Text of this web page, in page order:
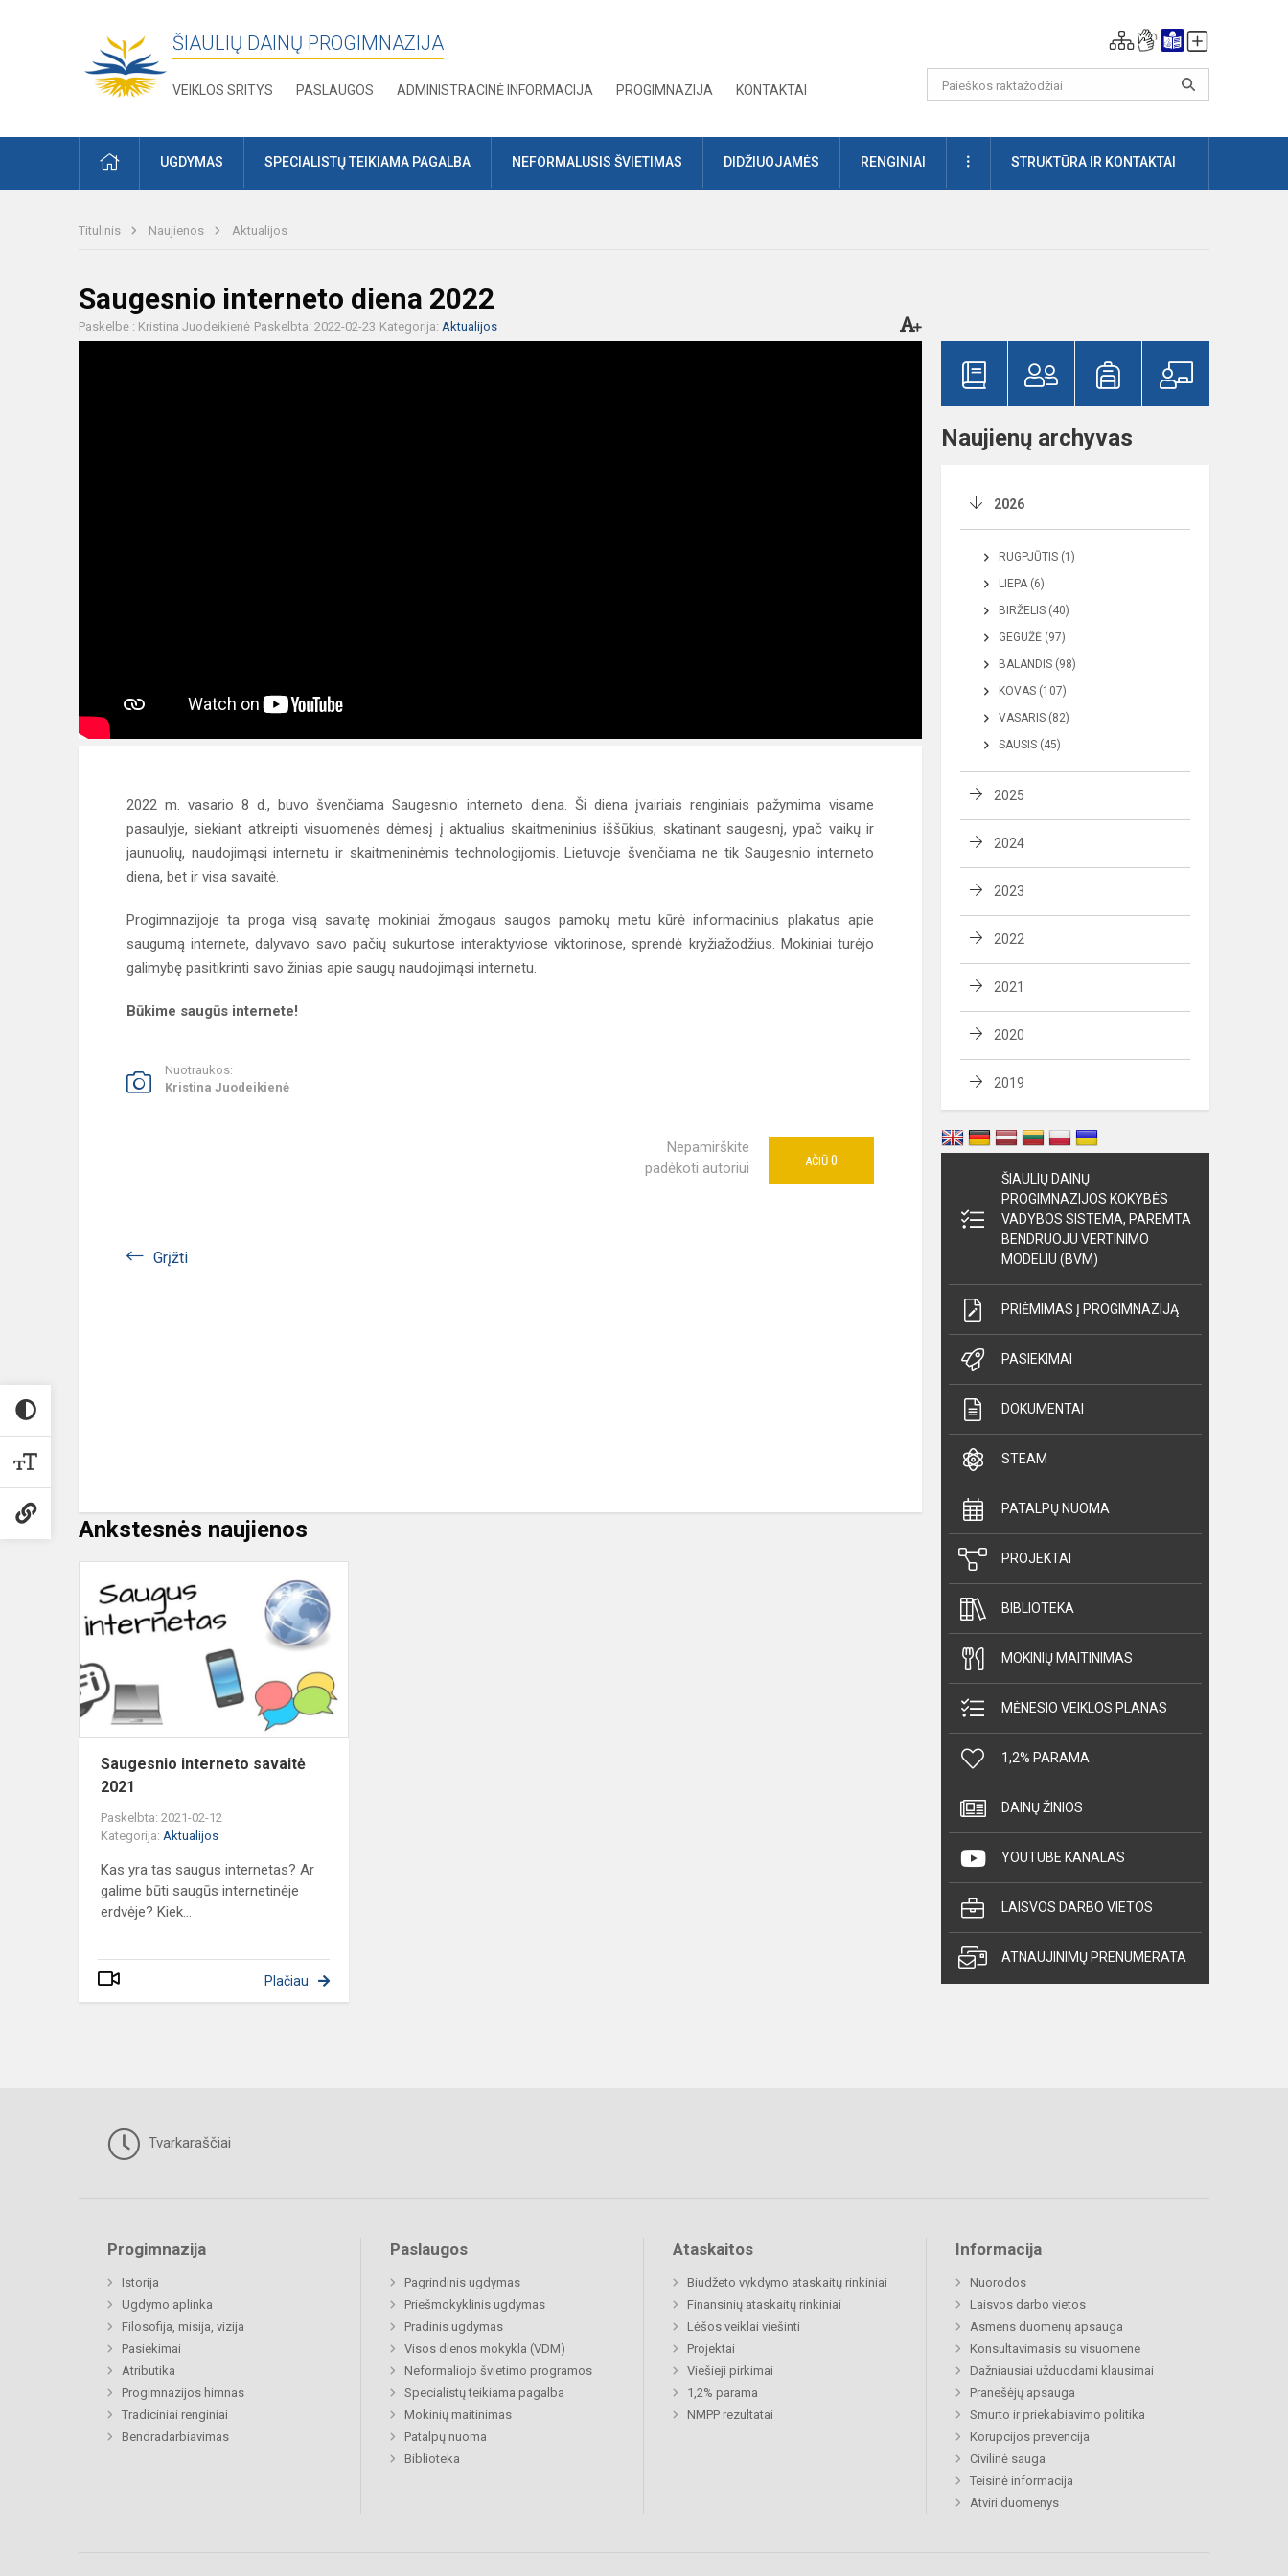
ŠIAULIŲ DAINŲ PROGIMNAZIJA
VEIKLOS SRITYS PASLAUGOS ADMINISTRACINĖ INFORMACIJA PROGIMNAZIJA KONTAKTAI
PRADŽIAUGDYMAS SPECIALISTŲ TEIKIAMA PAGALBA NEFORMALUSIS ŠVIETIMAS DIDŽIUOJAMĖS RENGINIAI DAUGIAUSTRUKTŪRA IR KONTAKTAI
Titulinis Naujienos Aktualijos
Saugesnio interneto diena 2022
Paskelbė : Kristina Juodeikienė Paskelbta: 2022-02-23 Kategorija: Aktualijos
2022 m. vasario 8 d., buvo švenčiama Saugesnio interneto diena. Ši diena įvairiais renginiais pažymima visame
pasaulyje, siekiant atkreipti visuomenės dėmesį į aktualius skaitmeninius iššūkius, skatinant saugesnį, ypač vaikų ir
jaunuolių, naudojimąsi internetu ir skaitmeninėmis technologijomis. Lietuvoje švenčiama ne tik Saugesnio interneto
diena, bet ir visa savaitė.
Progimnazijoje ta proga visą savaitę mokiniai žmogaus saugos pamokų metu kūrė informacinius plakatus apie
saugumą internete, dalyvavo savo pačių sukurtose interaktyviose viktorinose, sprendė kryžiažodžius. Mokiniai turėjo
galimybę pasitikrinti savo žinias apie saugų naudojimąsi internetu.
Būkime saugūs internete!
Nuotraukos:
Kristina Juodeikienė
Nepamirškite
padėkoti autoriui
AČIŪ 0
Grįžti
Ankstesnės naujienos
Saugesnio interneto savaitė
2021
Paskelbta: 2021-02-12
Kategorija: Aktualijos
Kas yra tas saugus internetas? Ar
galime būti saugūs internetinėje
erdvėje? Kiek...
Plačiau
Naujienų archyvas
2026
RUGPJŪTIS (1)
LIEPA (6)
BIRŽELIS (40)
GEGUŽĖ (97)
BALANDIS (98)
KOVAS (107)
VASARIS (82)
SAUSIS (45)
2025
2024
2023
2022
2021
2020
2019
ŠIAULIŲ DAINŲ
PROGIMNAZIJOS KOKYBĖS
VADYBOS SISTEMA, PAREMTA
BENDRUOJU VERTINIMO
MODELIU (BVM)
PRIĖMIMAS Į PROGIMNAZIJĄ
PASIEKIMAI
DOKUMENTAI
STEAM
PATALPŲ NUOMA
PROJEKTAI
BIBLIOTEKA
MOKINIŲ MAITINIMAS
MĖNESIO VEIKLOS PLANAS
1,2% PARAMA
DAINŲ ŽINIOS
YOUTUBE KANALAS
LAISVOS DARBO VIETOS
ATNAUJINIMŲ PRENUMERATA
Tvarkaraščiai
Progimnazija
Istorija
Ugdymo aplinka
Filosofija, misija, vizija
Pasiekimai
Atributika
Progimnazijos himnas
Tradiciniai renginiai
Bendradarbiavimas
Paslaugos
Pagrindinis ugdymas
Priešmokyklinis ugdymas
Pradinis ugdymas
Visos dienos mokykla (VDM)
Neformaliojo švietimo programos
Specialistų teikiama pagalba
Mokinių maitinimas
Patalpų nuoma
Biblioteka
Ataskaitos
Biudžeto vykdymo ataskaitų rinkiniai
Finansinių ataskaitų rinkiniai
Lėšos veiklai viešinti
Projektai
Viešieji pirkimai
1,2% parama
NMPP rezultatai
Informacija
Nuorodos
Laisvos darbo vietos
Asmens duomenų apsauga
Konsultavimasis su visuomene
Dažniausiai užduodami klausimai
Pranešėjų apsauga
Smurto ir priekabiavimo politika
Korupcijos prevencija
Civilinė sauga
Teisinė informacija
Atviri duomenys